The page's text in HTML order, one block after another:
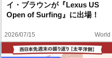
イ・ブラウンが『Lexus US
Open of Surfing』に出場！
2026/07/15 World